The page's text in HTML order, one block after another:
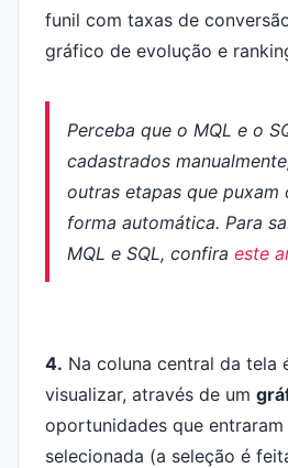
Perceba que o MQL e o
cadastrados
outras etapas que puxam
forma automática. Para
MQL e SQL, confira este
4. Na coluna central da tela
visualizar, através de um
oportunidades que entraram
selecionada (a seleção é